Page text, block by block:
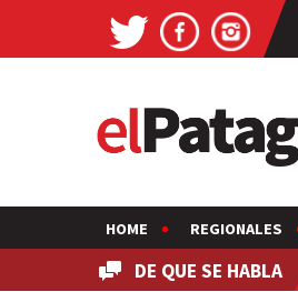
HOME REGIONALES
DE QUE SE HABLA